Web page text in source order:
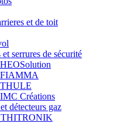
et de toit
et serrures de sécurité
FIAMMA
THULE
Créations
détecteurs gaz
THITRONIK